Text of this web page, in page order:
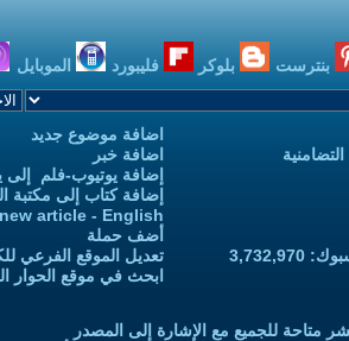
بنترست بلوكر فليبورد الموبايل
اضافة موضوع جديد
اضافة خبر
إضافة يوتيوب-فلم إلى
إضافة كتاب إلى مكتبة
article - English
أضف حملة
تعديل الموقع الفرعي
ابحث في موقع الحوار
متاحة للجميع مع الإشارة إلى المصدر